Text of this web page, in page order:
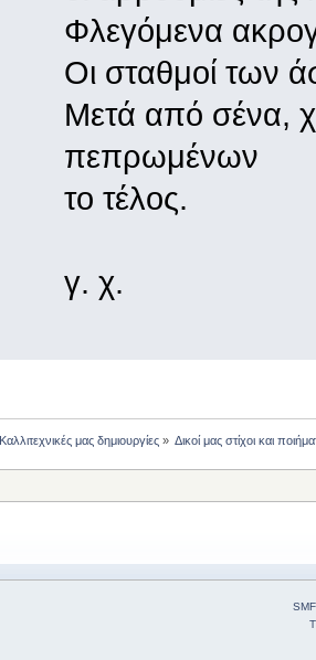
Φλεγόμενα
Οι σταθμοί των
Μετά από σένα,
πεπρωμένων
το τέλος.
γ. χ.
Καλλιτεχνικές μας δημιουργίες» Δικοί μας στίχοι και